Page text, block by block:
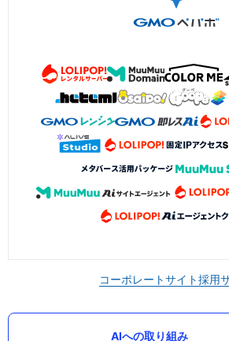
コーポレートサイト採用
AIへの取り組み